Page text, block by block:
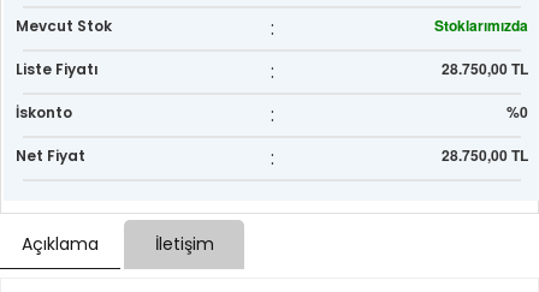
Mevcut Stok : Stoklarımızda
Liste Fiyatı : 28.750,00 TL
İskonto : %0
Net Fiyat : 28.750,00 TL
Açıklama İletişim